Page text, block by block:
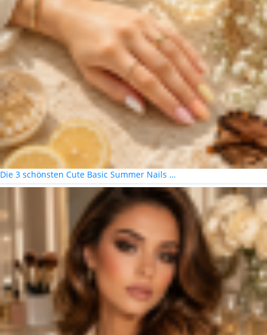
Die 3 schönsten Cute Basic Summer Nails …